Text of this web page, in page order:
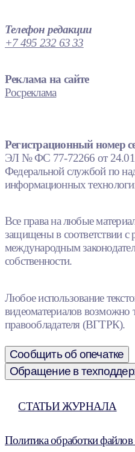
Телефон редакции
+7 495 232 63 33
Реклама на сайте
Росреклама
Регистрационный номер
ЭЛ № ФС 77-72266 от
Федеральной службой по
информационных
Все права на любые
защищены в соответствии с
международным
собственности.
Любое использование
видеоматериалов возможно
правообладателя (ВГТРК).
Сообщить об опечатке
Обращение в
СТАТЬИ ЖУРНАЛА
Политика обработки